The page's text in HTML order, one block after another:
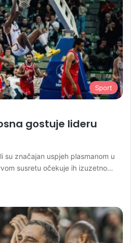
Sport
gostuje lideru
su značajan uspjeh plasmanom u
susretu očekuje ih izuzetno…